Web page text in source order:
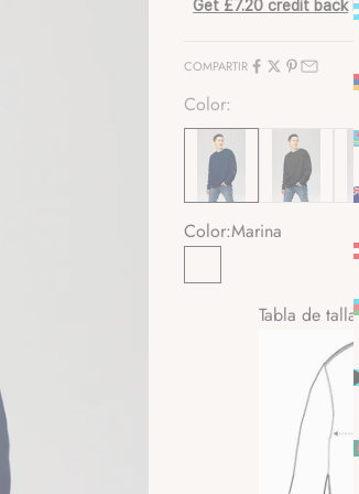
Get £7.20 credit back
COMPARTIR
Color:
Color:Marina
Marina
Tabla de